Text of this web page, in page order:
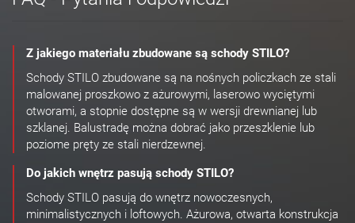
Z jakiego materiału zbudowane są schody STILO?
Schody STILO zbudowane są na nośnych policzkach ze stali
malowanej proszkowo z ażurowymi, laserowo wyciętymi
otworami, a stopnie dostępne są w wersji drewnianej lub
szklanej. Balustradę można dobrać jako przeszklenie lub
poziome pręty ze stali nierdzewnej.
Do jakich wnętrz pasują schody STILO?
Schody STILO pasują do wnętrz nowoczesnych,
minimalistycznych i loftowych. Ażurowa, otwarta konstrukcja